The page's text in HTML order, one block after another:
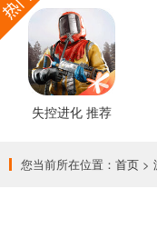
失控进化 推荐
您当前所在位置： 首页 >